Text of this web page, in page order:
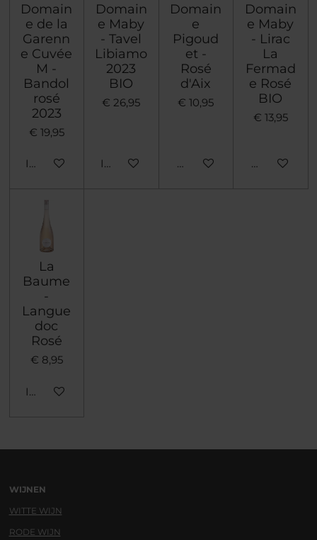
Domain
e de la
Garenn
e Cuvée
M -
Bandol
rosé
2023
€ 19,95
In winkelwagen
Domain
e Maby
- Tavel
Libiamo
2023
BIO
€ 26,95
In winkelwagen
Domain
e
Pigoud
et -
Rosé
d'Aix
€ 10,95
Houd mij op de hoogte
Domain
e Maby
- Lirac
La
Fermad
e Rosé
BIO
€ 13,95
Houd mij
La
Baume
-
Langue
doc
Rosé
€ 8,95
In winkelwagen
WIJNEN
WITTE WIJN
RODE WIJN